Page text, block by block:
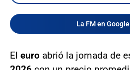
La FM en
El euro abrió la jornada de